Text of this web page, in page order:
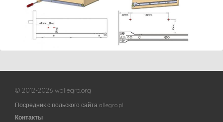
© 2012-2026 wallegro.org
Посредник с польского сайта allegro.pl
Контакты